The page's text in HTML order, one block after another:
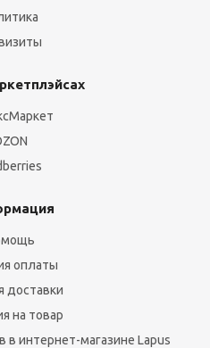
оплаты
доставки
на товар
в интернет-магазине Lapus